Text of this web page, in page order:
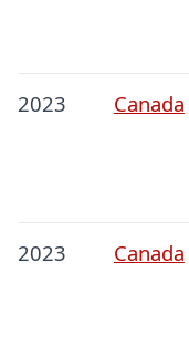
2023 Canada
2023 Canada